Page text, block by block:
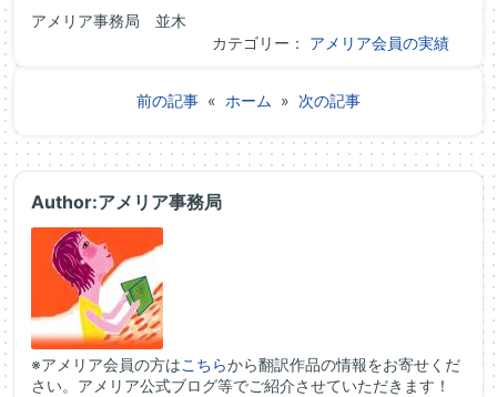
アメリア事務局 並木
カテゴリー： アメリア会員の実績
前の記事 « ホーム » 次の記事
Author:アメリア事務局
※アメリア会員の方はこちらから翻訳作品の情報をお寄せくだ
さい。アメリア公式ブログ等でご紹介させていただきます！